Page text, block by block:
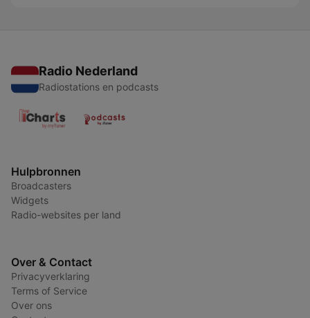
Radio Nederland
Radiostations en podcasts
Hulpbronnen
Broadcasters
Widgets
Radio-websites per land
Over & Contact
Privacyverklaring
Terms of Service
Over ons